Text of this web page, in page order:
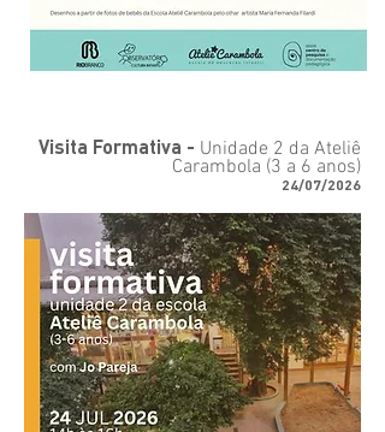
Visita Formativa - Unidade 2 da Ateliê
Carambola (3 a 6 anos)
24/07/2026